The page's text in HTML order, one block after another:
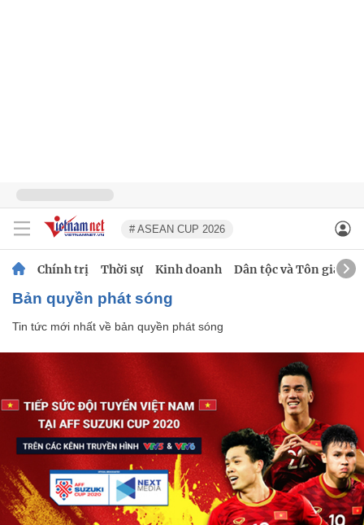
# ASEAN CUP 2026
Chính trị Thời sự Kinh doanh Dân tộc và Tôn giáo
bản quyền phát sóng
Tin tức mới nhất về bản quyền phát sóng